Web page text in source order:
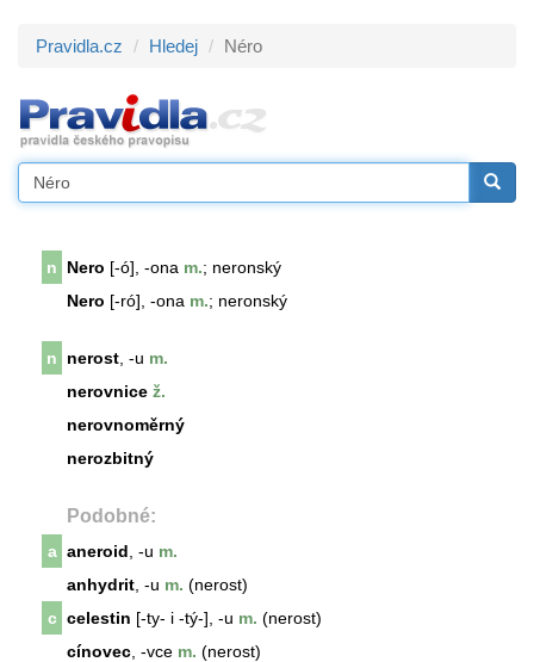
Pravidla.cz Hledej Néro
n Nero [-ó], -ona m.; neronský
Nero [-ró], -ona m.; neronský
n nerost , -u m.
nerovnice ž.
nerovnoměrný
nerozbitný
Podobné:
a aneroid , -u m.
anhydrit , -u m. (nerost)
c celestin [-ty- i -tý-], -u m. (nerost)
cínovec , -vce m. (nerost)